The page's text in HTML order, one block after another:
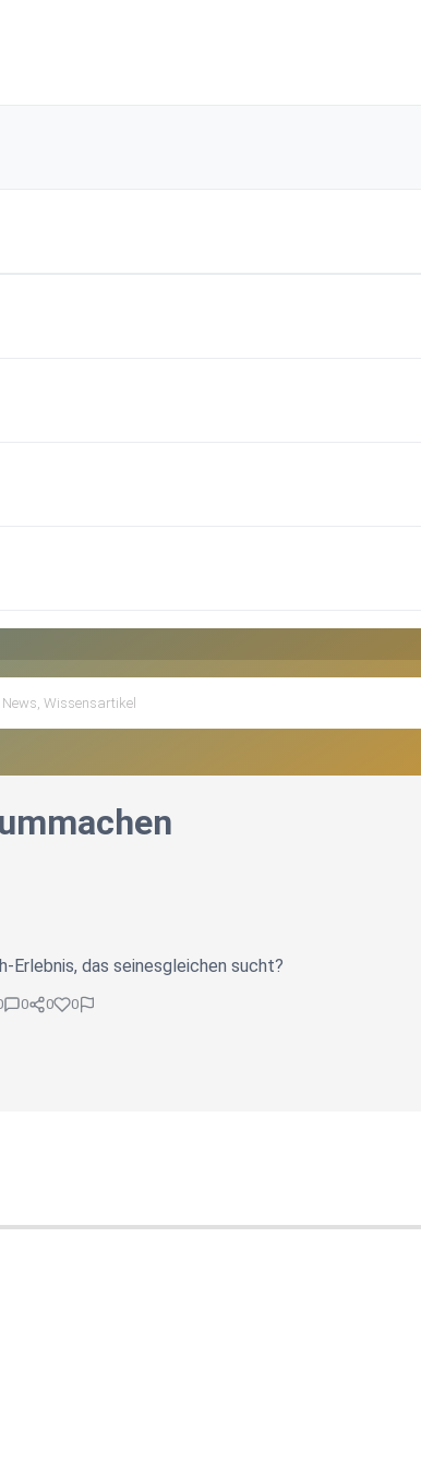
Erlebnis, das seinesgleichen sucht?
0 0 0